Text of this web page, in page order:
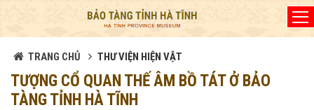
TRANG CHỦ THƯ VIỆN HIỆN VẬT
TƯỢNG CỔ QUAN THẾ ÂM BỒ TÁT Ở BẢO
TÀNG TỈNH HÀ TĨNH
Đã kết nối EMC